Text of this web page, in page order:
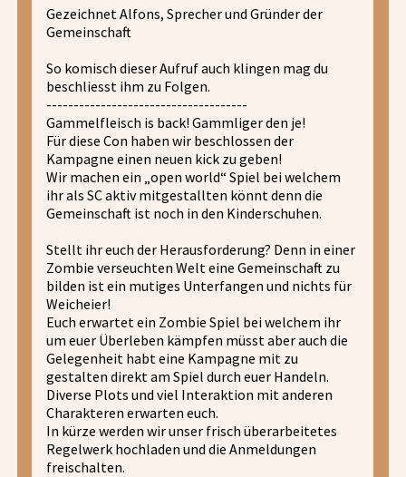
Gezeichnet Alfons, Sprecher und Gründer der
Gemeinschaft
So komisch dieser Aufruf auch klingen mag du
beschliesst ihm zu Folgen.
-------------------------------------
Gammelfleisch is back! Gammliger den je!
Für diese Con haben wir beschlossen der
Kampagne einen neuen kick zu geben!
Wir machen ein „open world“ Spiel bei welchem
ihr als SC aktiv mitgestallten könnt denn die
Gemeinschaft ist noch in den Kinderschuhen.
Stellt ihr euch der Herausforderung? Denn in einer
Zombie verseuchten Welt eine Gemeinschaft zu
bilden ist ein mutiges Unterfangen und nichts für
Weicheier!
Euch erwartet ein Zombie Spiel bei welchem ihr
um euer Überleben kämpfen müsst aber auch die
Gelegenheit habt eine Kampagne mit zu
gestalten direkt am Spiel durch euer Handeln.
Diverse Plots und viel Interaktion mit anderen
Charakteren erwarten euch.
In kürze werden wir unser frisch überarbeitetes
Regelwerk hochladen und die Anmeldungen
freischalten.